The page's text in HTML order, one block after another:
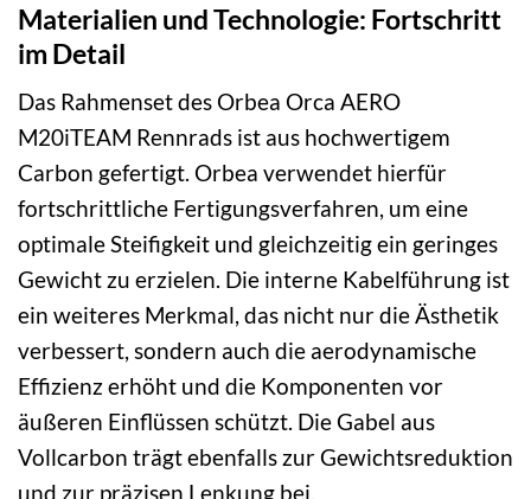
Materialien und Technologie: Fortschritt
im Detail
Das Rahmenset des Orbea Orca AERO
M20iTEAM Rennrads ist aus hochwertigem
Carbon gefertigt. Orbea verwendet hierfür
fortschrittliche Fertigungsverfahren, um eine
optimale Steifigkeit und gleichzeitig ein geringes
Gewicht zu erzielen. Die interne Kabelführung ist
ein weiteres Merkmal, das nicht nur die Ästhetik
verbessert, sondern auch die aerodynamische
Effizienz erhöht und die Komponenten vor
äußeren Einflüssen schützt. Die Gabel aus
Vollcarbon trägt ebenfalls zur Gewichtsreduktion
und zur präzisen Lenkung bei.